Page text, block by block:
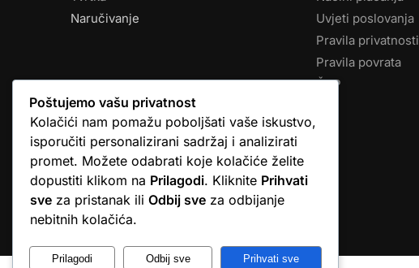
Naručivanje
Uvjeti poslovanja
Pravila privatnosti
Pravila povrata
ČPP
© Argus elektronika d.o.o.
Poštujemo vašu privatnost
Kolačići nam pomažu poboljšati vaše iskustvo,
isporučiti personalizirani sadržaj i analizirati
promet. Možete odabrati koje kolačiće želite
dopustiti klikom na Prilagodi. Kliknite Prihvati
sve za pristanak ili Odbij sve za odbijanje
nebitnih kolačića.
Prilagodi Odbij sve Prihvati sve